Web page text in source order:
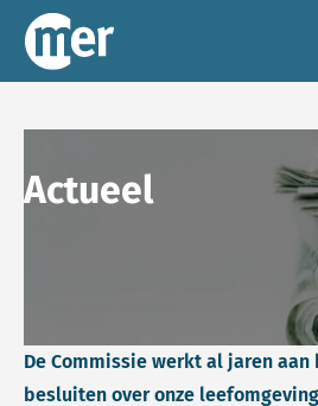
Commissie mer
Actueel
De Commissie werkt al jaren
besluiten over onze